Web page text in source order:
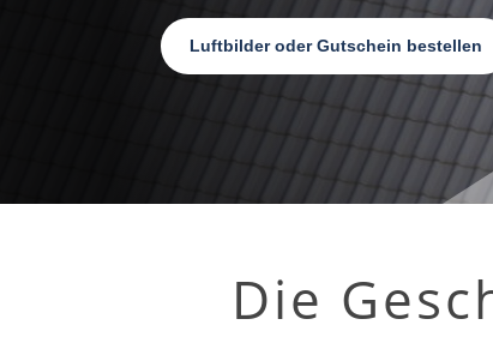
Luftbilder oder Gutschein bestellen
Die